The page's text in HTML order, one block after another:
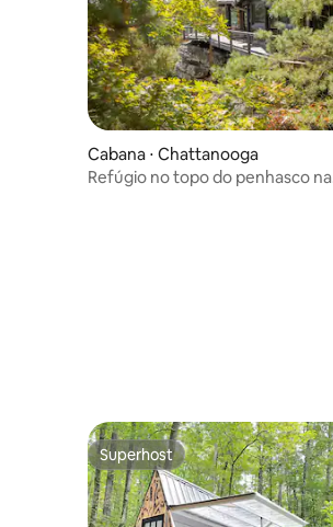
Cabana ⋅ Chattanooga
Refúgio no topo do penhasco na
Superhost
Superhost